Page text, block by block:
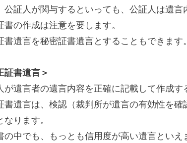
公証人が関与するといっても、公証人は遺
書の作成は注意を要します。
書遺言を秘密証書遺言とすることもできます。
証書遺言＞
が遺言者の遺言内容を正確に記載して作成す
書遺言は、検認（裁判所が遺言の有効性を
ります。
の中でも、もっとも信用度が高い遺言といえ